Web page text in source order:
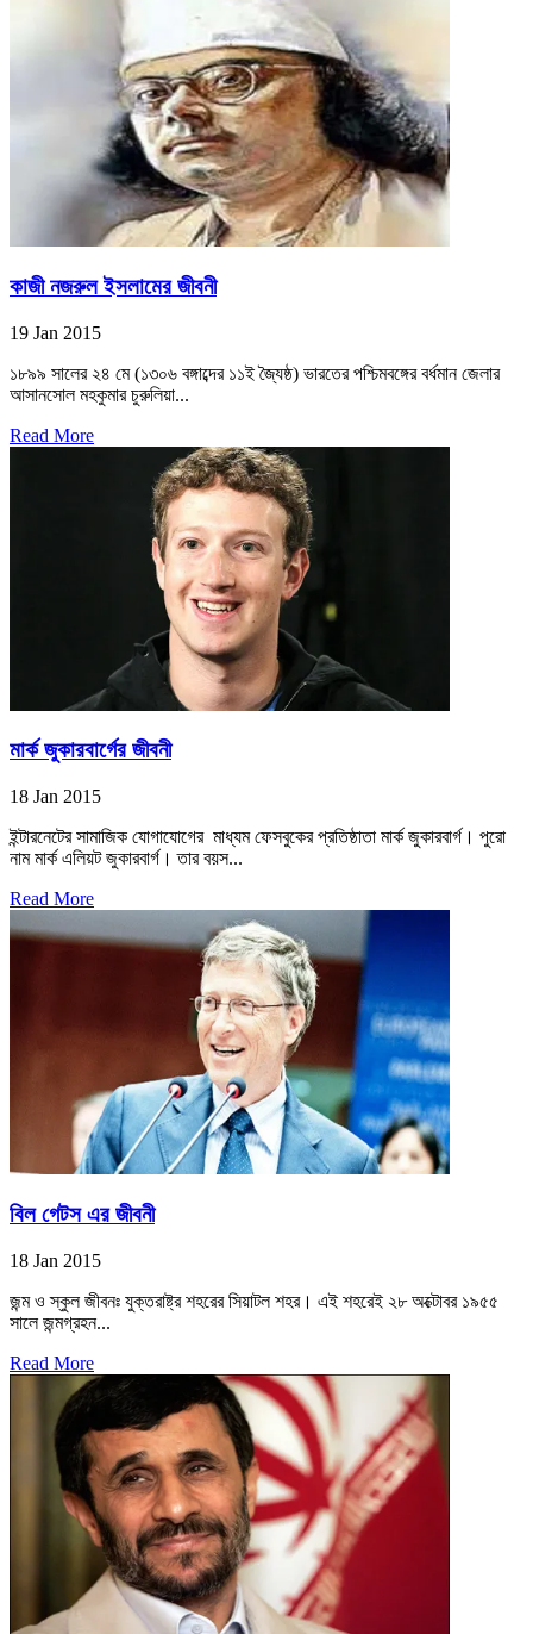
কাজী নজরুল ইসলামের জীবনী
19 Jan 2015
১৮৯৯ সালের ২৪ মে (১৩০৬ বঙ্গাব্দের ১১ই জ্যৈষ্ঠ) ভারতের পশ্চিমবঙ্গের বর্ধমান জেলার
আসানসোল মহকুমার চুরুলিয়া...
Read More
মার্ক জুকারবার্গের জীবনী
18 Jan 2015
ইন্টারনেটের সামাজিক যোগাযোগের মাধ্যম ফেসবুকের প্রতিষ্ঠাতা মার্ক জুকারবার্গ। পুরো
নাম মার্ক এলিয়ট জুকারবার্গ। তার বয়স...
Read More
বিল গেটস এর জীবনী
18 Jan 2015
জন্ম ও স্কুল জীবনঃ যুক্তরাষ্ট্র শহরের সিয়াটল শহর। এই শহরেই ২৮ অক্টোবর ১৯৫৫
সালে জন্মগ্রহন...
Read More